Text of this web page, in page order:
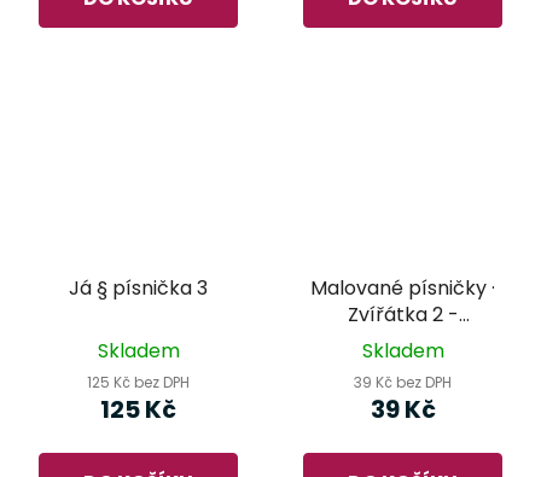
Já § písnička 3
Skladem
125 Kč bez DPH
125 Kč
Malované písničky ·
Zvířátka 2 -
omalovánky Miloše
Skladem
39 Kč bez DPH
39 Kč